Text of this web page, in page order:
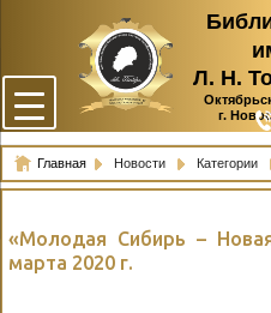
Л. Н.
г.
Главная Новости Категории
«Молодая Сибирь –
марта 2020 г.